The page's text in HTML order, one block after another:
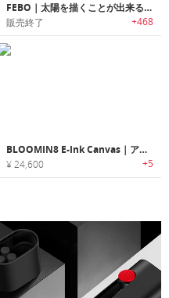
FEBO｜太陽を描くことが出来るユニークなデバイス「フェボ」
販売終了 +468
BLOOMIN8 E-Ink Canvas｜アナログの絵画のように見える、コードレスEインクスマートキャンバス
¥ 24,600 +5